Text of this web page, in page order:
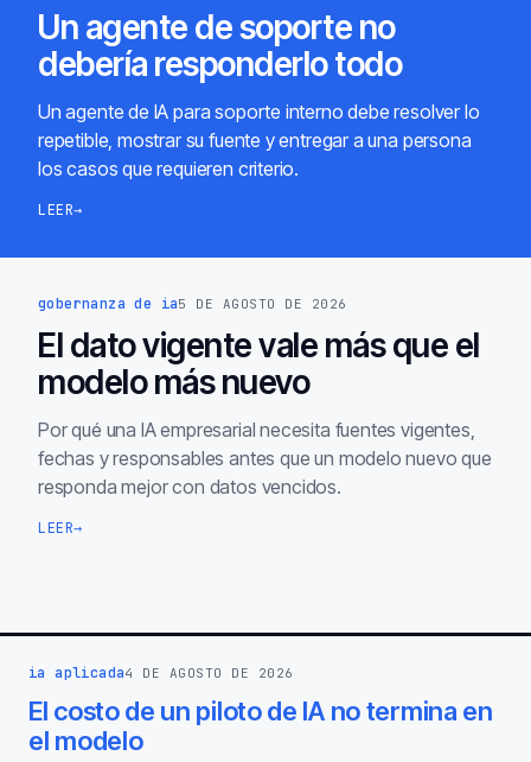
Un agente de soporte no
debería responderlo todo
Un agente de IA para soporte interno debe resolver lo
repetible, mostrar su fuente y entregar a una persona
los casos que requieren criterio.
LEER→
gobernanza de ia5 DE AGOSTO DE 2026
El dato vigente vale más que el
modelo más nuevo
Por qué una IA empresarial necesita fuentes vigentes,
fechas y responsables antes que un modelo nuevo que
responda mejor con datos vencidos.
LEER→
ia aplicada4 DE AGOSTO DE 2026
El costo de un piloto de IA no termina en
el modelo